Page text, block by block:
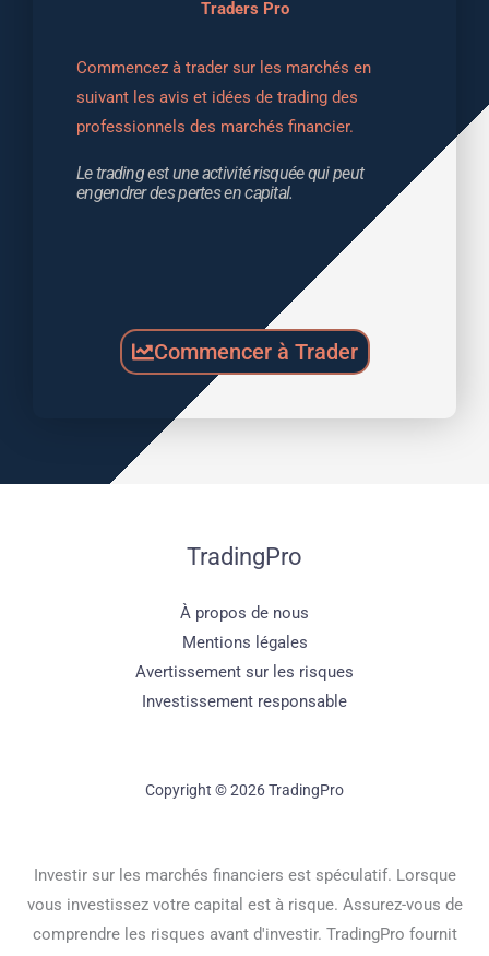
Traders Pro
Commencez à trader sur les marchés en
suivant les avis et idées de trading des
professionnels des marchés financier.
Le trading est une activité risquée qui peut
engendrer des pertes en capital.
Commencer à Trader
TradingPro
À propos de nous
Mentions légales
Avertissement sur les risques
Investissement responsable
Copyright © 2026 TradingPro
Investir sur les marchés financiers est spéculatif. Lorsque
vous investissez votre capital est à risque. Assurez-vous de
comprendre les risques avant d'investir. TradingPro fournit